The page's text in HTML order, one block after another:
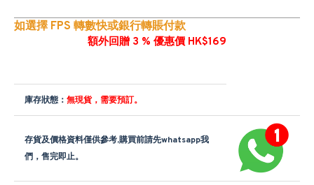
如選擇 FPS 轉數快或銀行轉賬付款
額外回贈 3 % 優惠價 HK$169
庫存狀態： 無現貨，需要預訂。
存貨及價格資料僅供參考,購買前請先whatsapp我
們，售完即止。